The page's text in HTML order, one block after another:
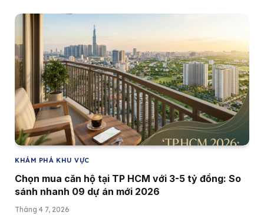
KHÁM PHÁ KHU VỰC
Chọn mua căn hộ tại TP HCM với 3-5 tỷ đồng: So
sánh nhanh 09 dự án mới 2026
Tháng 4 7, 2026